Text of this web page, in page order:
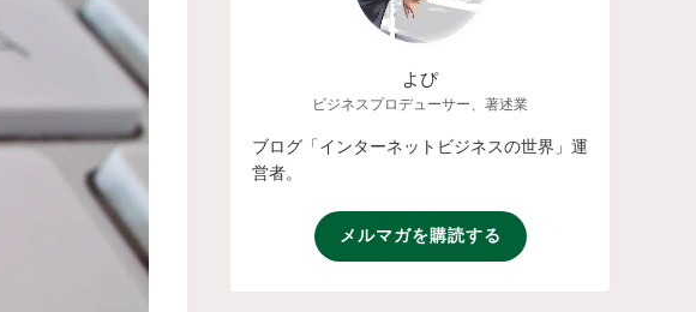
よぴ
ビジネスプロデューサー、著述業
ブログ「インターネットビジネスの世界」運
営者。
メルマガを購読する